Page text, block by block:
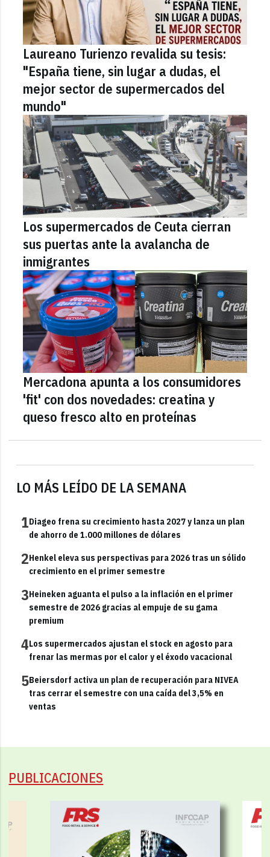
LO MÁS LEÍDO DE LA SEMANA
1Diageo frena su crecimiento hasta 2027 y lanza un plan
de ahorro de 1.000 millones de dólares
2Henkel eleva sus perspectivas para 2026 tras un sólido
crecimiento en el primer semestre
3Heineken aguanta el pulso a la inflación en el primer
semestre de 2026 gracias al empuje de su gama
premium
4Los supermercados ajustan el stock en agosto para
frenar las mermas por el calor y el éxodo vacacional
5Beiersdorf activa un plan de recuperación para NIVEA
tras cerrar el semestre con una caída del 3,5% en
ventas
Laureano Turienzo revalida su tesis:
"España tiene, sin lugar a dudas, el
mejor sector de supermercados del
mundo"
Los supermercados de Ceuta cierran
sus puertas ante la avalancha de
inmigrantes
Mercadona apunta a los consumidores
'fit' con dos novedades: creatina y
queso fresco alto en proteínas
PUBLICACIONES